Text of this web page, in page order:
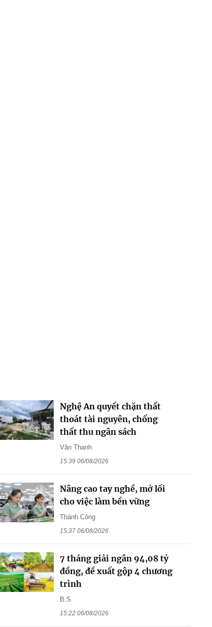
Nghệ An quyết chặn thất
thoát tài nguyên, chống
thất thu ngân sách
Văn Thanh
15:39 06/08/2026
Nâng cao tay nghề, mở lối
cho việc làm bền vững
Thành Công
15:37 06/08/2026
7 tháng giải ngân 94,08 tỷ
đồng, đề xuất gộp 4 chương
trình
B.S
15:22 06/08/2026